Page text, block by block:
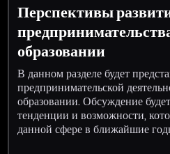
Перспективы
образовании
В данном разделе будет
предпринимательской
образовании. Обсуждение
тенденции и возможности,
данной сфере в ближайшие